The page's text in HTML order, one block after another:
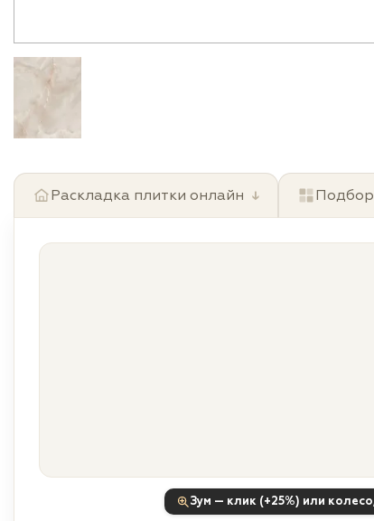
Раскладка плитки онлайн ↓
Зум — клик (+25%) или